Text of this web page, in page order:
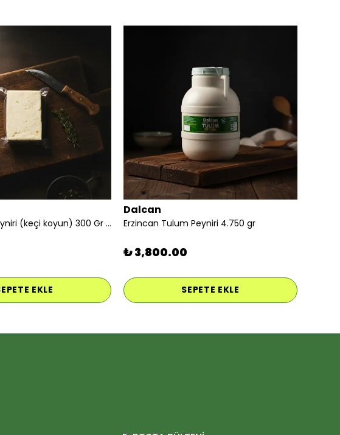
İzmir Tulum Peyniri (keçi koyun) 300 Gr Vakumlu
EKLE
Dalcan
Erzincan Tulum Peyniri 4.750 gr
₺ 3,800.00
SEPETE EKLE